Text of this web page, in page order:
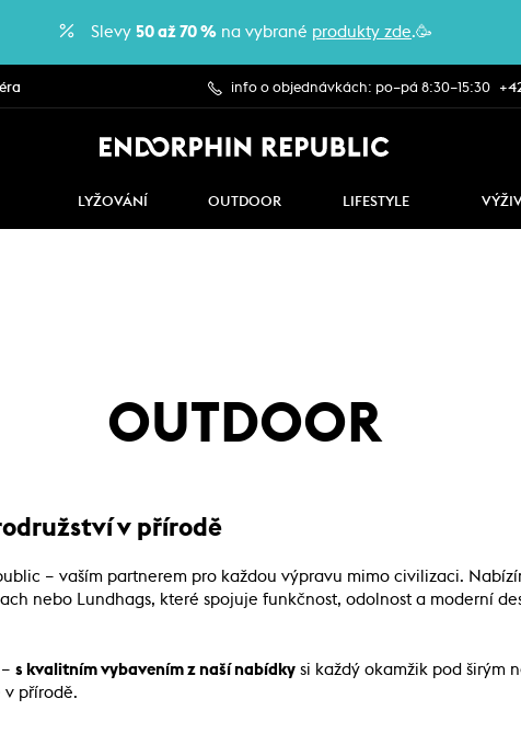
Slevy 50 až 70 % na vybrané produkty zde.🥳
info o objednávkách: po–pá 8:30–15:30
LYŽOVÁNÍ OUTDOOR LIFESTYLE
OUTDOOR
v přírodě
– vaším partnerem pro každou výpravu mimo civilizaci.
nebo Lundhags, které spojuje funkčnost, odolnost a moderní
s kvalitním vybavením z naší nabídky si každý okamžik pod širým
v přírodě.